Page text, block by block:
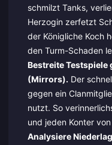
schmilzt Tanks,
Herzogin zerfetzt
der Königliche Koch
den Turm-Schaden
Bestreite Testspiele
(Mirrors). Der
gegen ein
nutzt. So
und jeden Konter
Analysiere